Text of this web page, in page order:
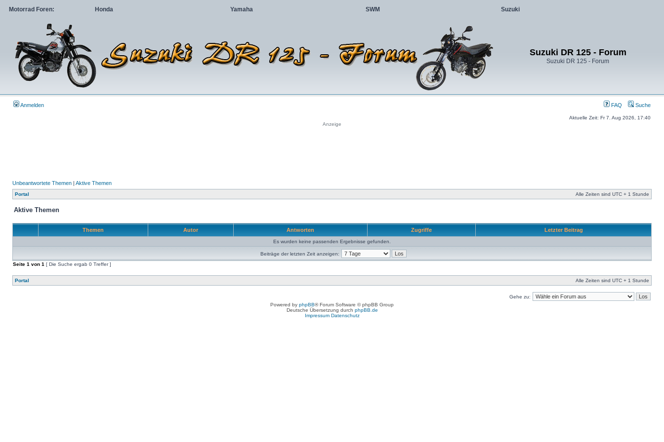
Motorrad Foren: Honda Yamaha SWM Suzuki
Suzuki DR 125 - Forum
Suzuki DR 125 - Forum
Anmelden FAQ Suche
Aktuelle Zeit: Fr 7. Aug 2026, 17:40
Anzeige
Unbeantwortete Themen | Aktive Themen
Portal Alle Zeiten sind UTC + 1 Stunde
Aktive Themen
Themen Autor Antworten Zugriffe Letzter Beitrag
Es wurden keine passenden Ergebnisse gefunden.
Beiträge der letzten Zeit anzeigen:
Seite 1 von 1 [ Die Suche ergab 0 Treffer ]
Portal Alle Zeiten sind UTC + 1 Stunde
Gehe zu:
Powered by phpBB® Forum Software © phpBB Group
Deutsche Übersetzung durch phpBB.de
Impressum Datenschutz